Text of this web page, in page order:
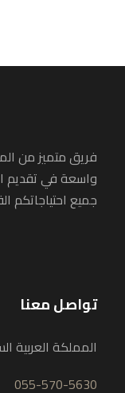
فريق متميز من
واسعة في تقديم
جميع احتياجاتكم
تواصل معنا
المملكة العربية
055-570-5630